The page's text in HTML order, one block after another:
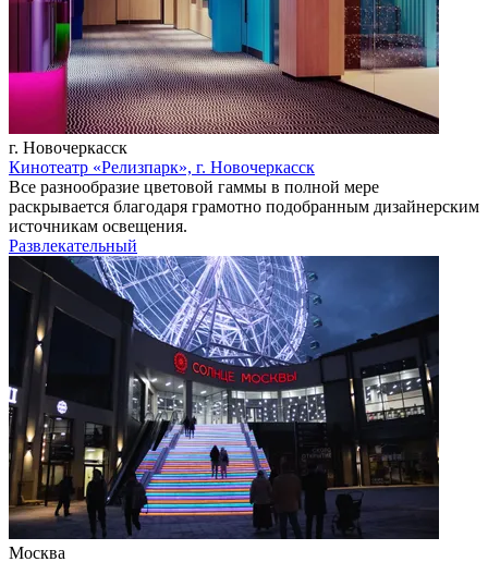
г. Новочеркасск
Кинотеатр «Релизпарк», г. Новочеркасск
Все разнообразие цветовой гаммы в полной мере
раскрывается благодаря грамотно подобранным дизайнерским
источникам освещения.
Развлекательный
Москва